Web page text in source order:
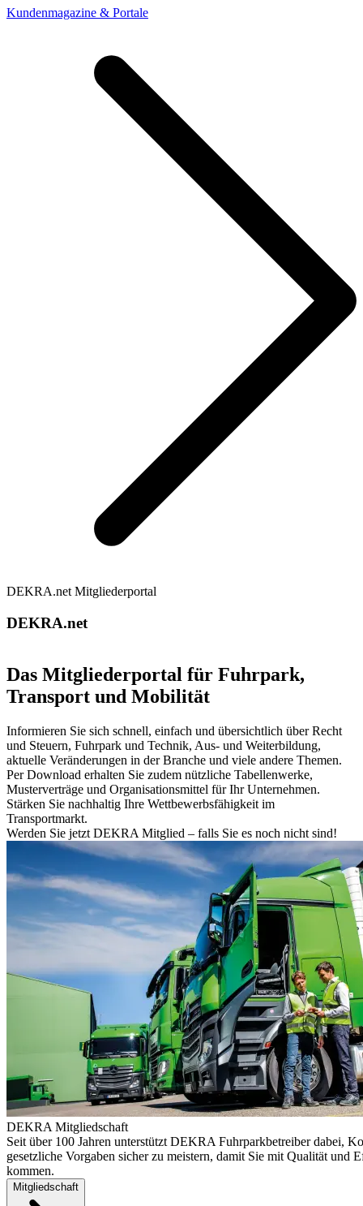
Kundenmagazine & Portale
DEKRA.net Mitgliederportal
DEKRA.net
Das Mitgliederportal für Fuhrpark,
Transport und Mobilität
Informieren Sie sich schnell, einfach und übersichtlich über Recht
und Steuern, Fuhrpark und Technik, Aus- und Weiterbildung,
aktuelle Veränderungen in der Branche und viele andere Themen.
Per Download erhalten Sie zudem nützliche Tabellenwerke,
Musterverträge und Organisationsmittel für Ihr Unternehmen.
Stärken Sie nachhaltig Ihre Wettbewerbsfähigkeit im
Transportmarkt.
Werden Sie jetzt DEKRA Mitglied – falls Sie es noch nicht sind!
DEKRA Mitgliedschaft
Seit über 100 Jahren unterstützt DEKRA Fuhrparkbetreiber dabei,
gesetzliche Vorgaben sicher zu meistern, damit Sie mit Qualität und
kommen.
Mitgliedschaft